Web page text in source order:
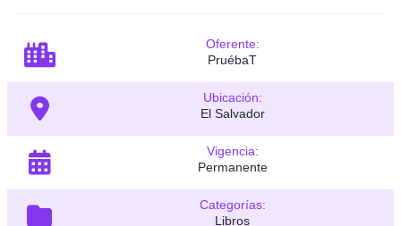
Oferente:
PruébaT
Ubicación:
El Salvador
Vigencia:
Permanente
Categorías:
Libros